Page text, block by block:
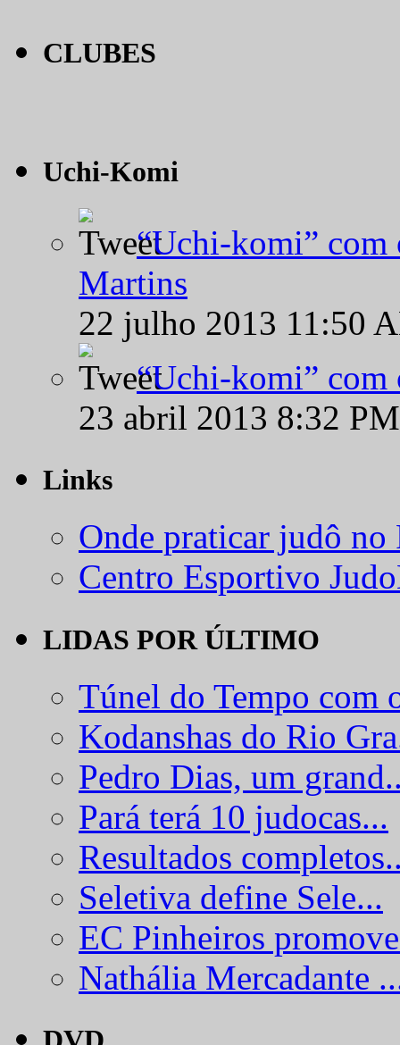
CLUBES
Uchi-Komi
“Uchi-komi” com
Martins
22 julho 2013 11:50
“Uchi-komi” com
23 abril 2013 8:32
Links
Onde praticar judô
Centro Esportivo
LIDAS POR ÚLTIMO
Túnel do Tempo com
Kodanshas do Rio
Pedro Dias, um
Pará terá 10 judocas...
Resultados
Seletiva define Sele...
EC Pinheiros
Nathália Mercadante